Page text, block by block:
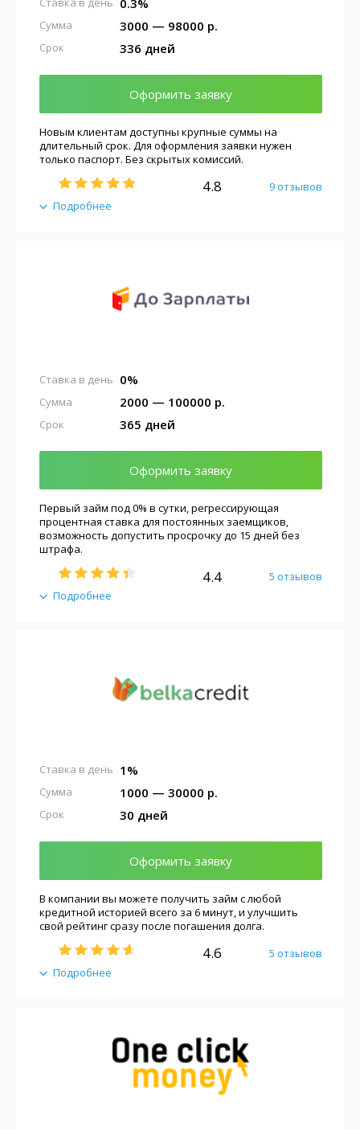
3000 — 98000 р.
Сумма
336 дней
Срок
Оформить заявку
Подробнее
Новым клиентам доступны крупные суммы на
длительный срок. Для оформления заявки нужен
только паспорт. Без скрытых комиссий.
4.8 9 отзывов
0%
Ставка в день
2000 — 100000 р.
Сумма
365 дней
Срок
Оформить заявку
Подробнее
Первый займ под 0% в сутки, регрессирующая
процентная ставка для постоянных заемщиков,
возможность допустить просрочку до 15 дней без
штрафа.
4.4 5 отзывов
1%
Ставка в день
1000 — 30000 р.
Сумма
30 дней
Срок
Оформить заявку
Подробнее
В компании вы можете получить займ с любой
кредитной историей всего за 6 минут, и улучшить
свой рейтинг сразу после погашения долга.
4.6 5 отзывов